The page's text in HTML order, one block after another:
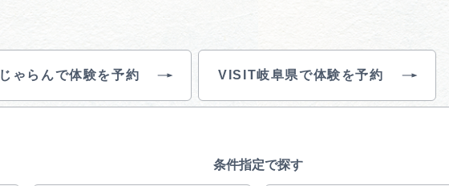
買い物・お土産
じゃらんで体験を予約 VISIT岐阜県で体験を予約
条件指定で探す